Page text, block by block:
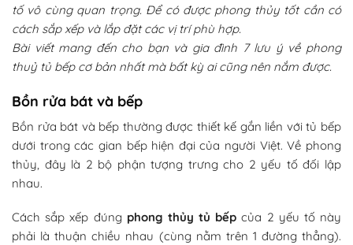
tố vô cùng quan trọng. Để có được phong thủy tốt cần có
cách sắp xếp và lắp đặt các vị trí phù hợp.
Bài viết mang đến cho bạn và gia đình 7 lưu ý về phong
thuỷ tủ bếp cơ bản nhất mà bất kỳ ai cũng nên nắm được.
Bồn rửa bát và bếp
Bồn rửa bát và bếp thường được thiết kế gắn liền với tủ bếp
dưới trong các gian bếp hiện đại của người Việt. Về phong
thủy, đây là 2 bộ phận tượng trưng cho 2 yếu tố đối lập
nhau.
Cách sắp xếp đúng phong thủy tủ bếp của 2 yếu tố này
phải là thuận chiều nhau (cùng nằm trên 1 đường thẳng).